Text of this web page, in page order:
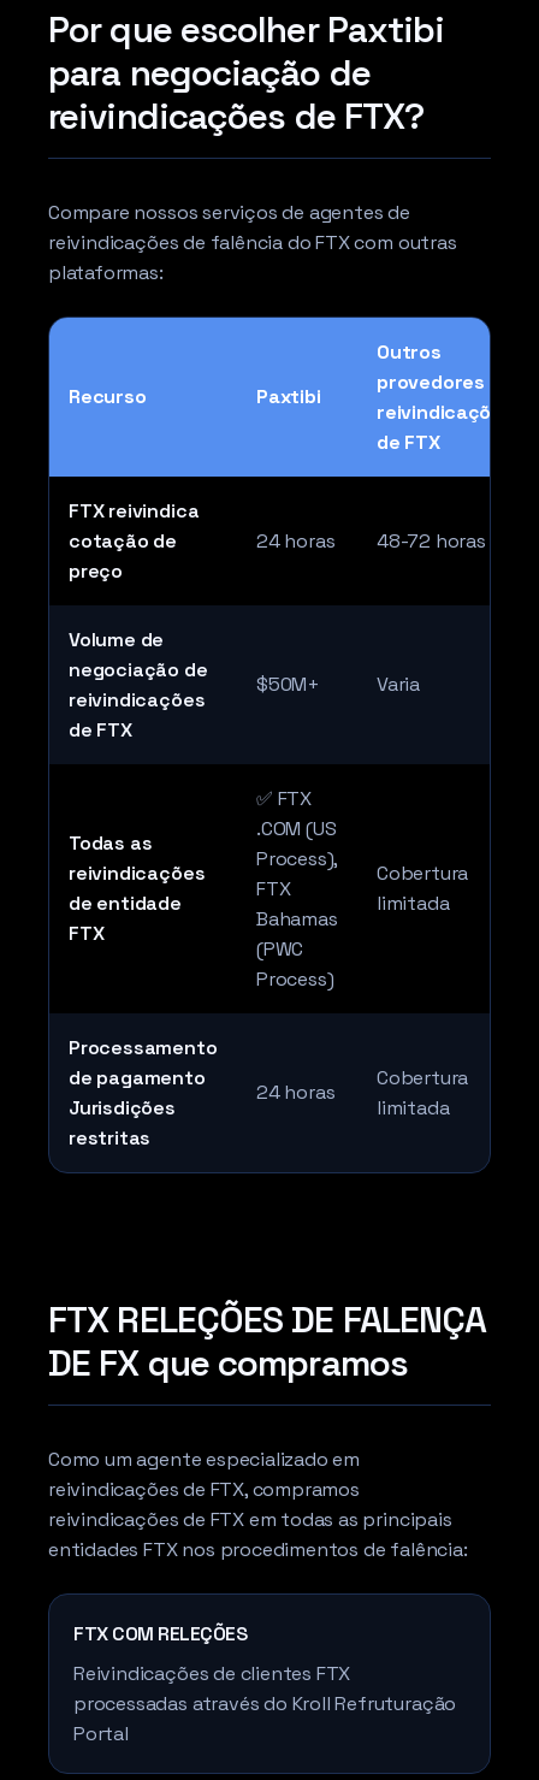
Por que escolher Paxtibi
para negociação de
reivindicações de FTX?
Compare nossos serviços de agentes de
reivindicações de falência do FTX com outras
plataformas:
Recurso Paxtibi
Outros
provedores de
reivindicações
de FTX
FTX reivindica
cotação de
preço
24 horas 48-72 horas
Volume de
negociação de
reivindicações
de FTX
$50M+ Varia
Todas as
reivindicações
de entidade
FTX
✅ FTX
.COM (US
Process),
FTX
Bahamas
(PWC
Process)
Cobertura
limitada
Processamento
de pagamento
Jurisdições
restritas
24 horas
Cobertura
limitada
FTX RELEÇÕES DE FALENÇA
DE FX que compramos
Como um agente especializado em
reivindicações de FTX, compramos
reivindicações de FTX em todas as principais
entidades FTX nos procedimentos de falência:
FTX COM RELEÇÕES
Reivindicações de clientes FTX
processadas através do Kroll Refruturação
Portal